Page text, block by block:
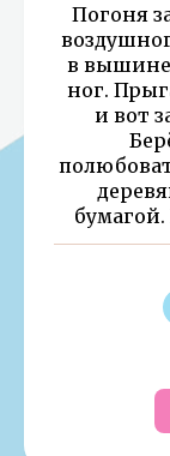
Погоня
в
ног.
и вот